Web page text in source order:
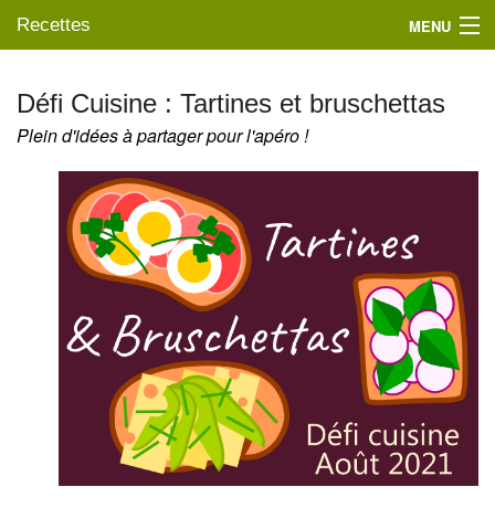
Recettes MENU
Mes blogs préférés
Défi Cuisine : Tartines et bruschettas
Plein d'idées à partager pour l'apéro !